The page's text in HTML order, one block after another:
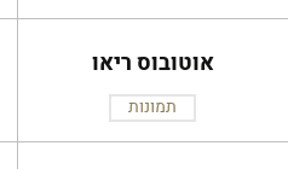
אוטובוס ריאו
תמונות